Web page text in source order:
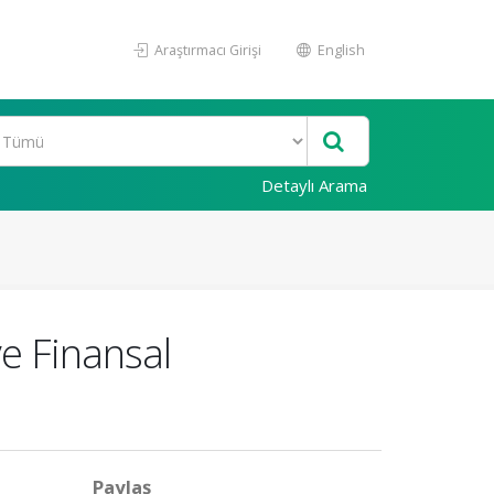
Araştırmacı Girişi English
Detaylı Arama
Finansal
Paylaş